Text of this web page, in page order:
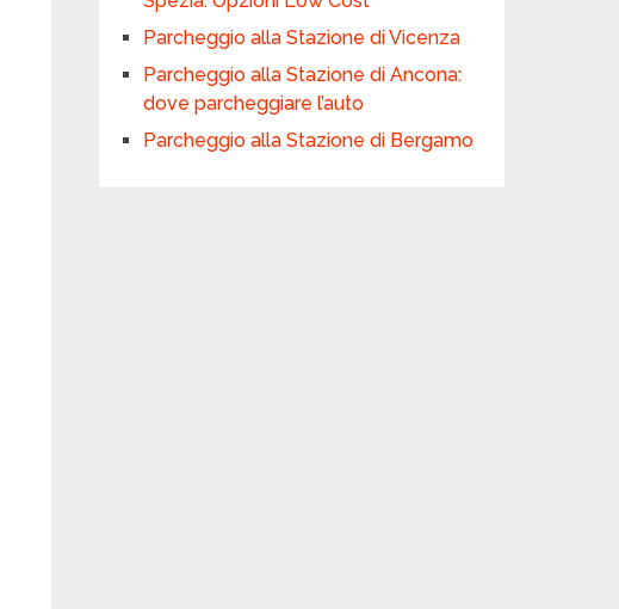
Parcheggio alla Stazione di Vicenza
Parcheggio alla Stazione di Ancona:
dove parcheggiare l’auto
Parcheggio alla Stazione di Bergamo